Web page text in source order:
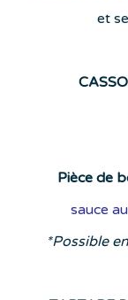
et
Pièce de
sauce
*Possible